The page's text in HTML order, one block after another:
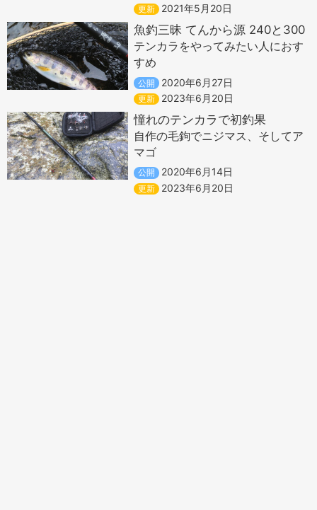
更新 2021年5月20日
魚釣三昧 てんから源 240と300
テンカラをやってみたい人におす
すめ
公開 2020年6月27日
更新 2023年6月20日
憧れのテンカラで初釣果
自作の毛鉤でニジマス、そしてア
マゴ
公開 2020年6月14日
更新 2023年6月20日